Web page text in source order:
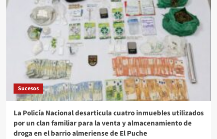
Sucesos
La Policía Nacional desarticula cuatro inmuebles utilizados
por un clan familiar para la venta y almacenamiento de
droga en el barrio almeriense de El Puche